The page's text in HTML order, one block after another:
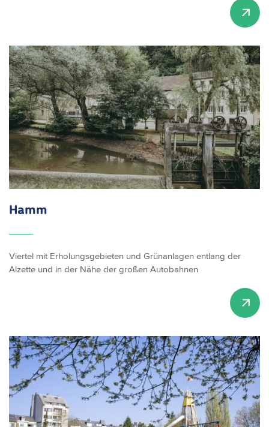
Hamm
Viertel mit Erholungsgebieten und Grünanlagen entlang der
Alzette und in der Nähe der großen Autobahnen